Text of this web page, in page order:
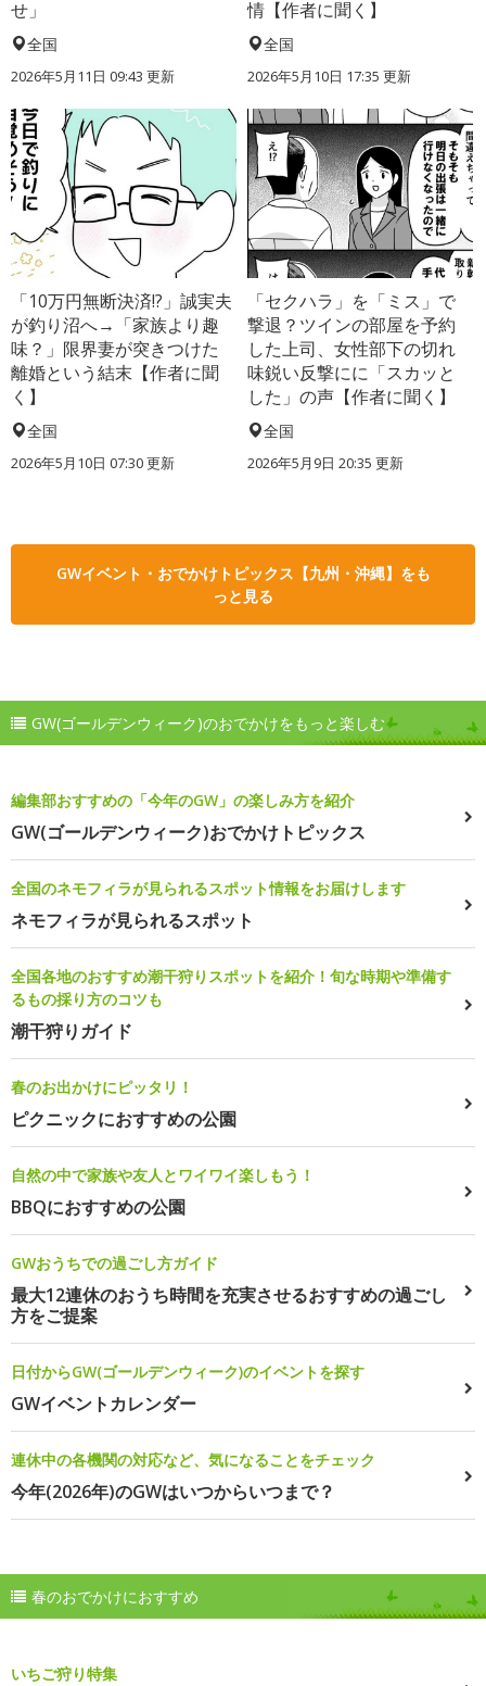
せ」
全国
2026年5月11日 09:43 更新
情【作者に聞く】
全国
2026年5月10日 17:35 更新
「10万円無断決済!?」誠実夫
が釣り沼へ→「家族より趣
味？」限界妻が突きつけた
離婚という結末【作者に聞
く】
全国
2026年5月10日 07:30 更新
「セクハラ」を「ミス」で
撃退？ツインの部屋を予約
した上司、女性部下の切れ
味鋭い反撃にに「スカッと
した」の声【作者に聞く】
全国
2026年5月9日 20:35 更新
GWイベント・おでかけトピックス【九州・沖縄】をも
っと見る
GW(ゴールデンウィーク)のおでかけをもっと楽しむ
編集部おすすめの「今年のGW」の楽しみ方を紹介
GW(ゴールデンウィーク)おでかけトピックス
全国のネモフィラが見られるスポット情報をお届けします
ネモフィラが見られるスポット
全国各地のおすすめ潮干狩りスポットを紹介！旬な時期や準備す
るもの採り方のコツも
潮干狩りガイド
春のお出かけにピッタリ！
ピクニックにおすすめの公園
自然の中で家族や友人とワイワイ楽しもう！
BBQにおすすめの公園
GWおうちでの過ごし方ガイド
最大12連休のおうち時間を充実させるおすすめの過ごし
方をご提案
日付からGW(ゴールデンウィーク)のイベントを探す
GWイベントカレンダー
連休中の各機関の対応など、気になることをチェック
今年(2026年)のGWはいつからいつまで？
春のおでかけにおすすめ
いちご狩り特集